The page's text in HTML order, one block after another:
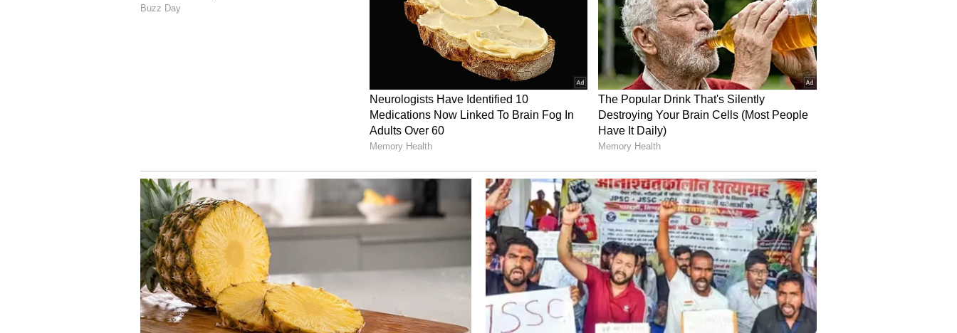
Image Credit :Others
ನಿಮ್ಮ ಆರ್ಥಿಕ ನಿರ್ವಹಣೆ ಬಗ್ಗೆ ಬಿಟ್ಟುಕೊಡಬೇಡಿ
ಚಾಣಕ್ಯ ನೀತಿಯಲ್ಲಿ ಹಣಕಾಸು ನಿರ್ವಹಣೆಯನ್ನು ಯಾವಾಗಲೂ ಸೀಕ್ರೇಟ್ ಆಗಿಟ್ಟುಕೊಳ್ಳಬೇಕು. ಒಬ್ಬ ವ್ಯಕ್ತಿಯು
ತಮ್ಮ ಉಳಿತಾಯ ಮತ್ತು ಭವಿಷ್ಯಕ್ಕಾಗಿ ಮೀಸಲಿಟ್ಟ ಆರ್ಥಿಕ ಸಂಪನ್ಮೂಲಗಳ ಬಗ್ಗೆ ವಿವೇಕಯುತವಾಗಿರಬೇಕು.
ಮನೆಯ ಬಜೆಟ್, ಅಗತ್ಯ ವೆಚ್ಚಗಳು ಮತ್ತು ಕುಟುಂಬದ ಜವಾಬ್ದಾರಿಗಳ ಬಗ್ಗೆ ಪತ್ನಿಯೊಂದಿಗೆ ಹಂಚಿಕೊಳ್ಳಬಹುದು.
ಆದರೆ ಉಳಿತಾಯ, ಭವಿಷ್ಯಕ್ಕಾಗಿ ಮೀಸಲಿಟ್ಟ ಹಣದ ಬಗ್ಗೆ ಚರ್ಚೆ ಮಾಡದಿರುವುದೇ ಉತ್ತಮ.